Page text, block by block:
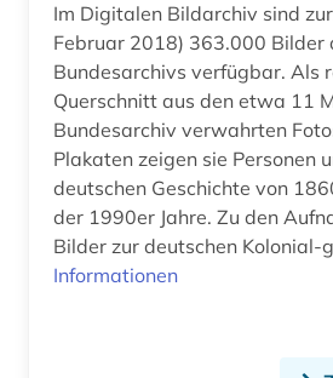
auflagenhöhe (1)
aufmaß (1)
aufsatz (1)
aufsatzsammlung (1)
Im Digitalen Bildarchiv sind
Februar 2018) 363.000 Bilder
Bundesarchivs verfügbar. Als
Querschnitt aus den etwa 11
Bundesarchiv verwahrten
Plakaten zeigen sie Personen
deutschen Geschichte von
der 1990er Jahre. Zu den Aufnahmen gehören
Bilder zur deutschen Kolonial-
Informationen